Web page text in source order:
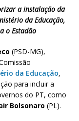
a instalação da
da Educação,
o Estadão
(PSD-MG),
da Educação,
para incluir a
do PT, como
Bolsonaro (PL).